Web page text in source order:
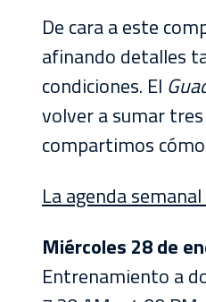
De cara a este
afinando detalles
condiciones. El
volver a sumar
compartimos
La agenda
Miércoles 28 de
Entrenamiento a